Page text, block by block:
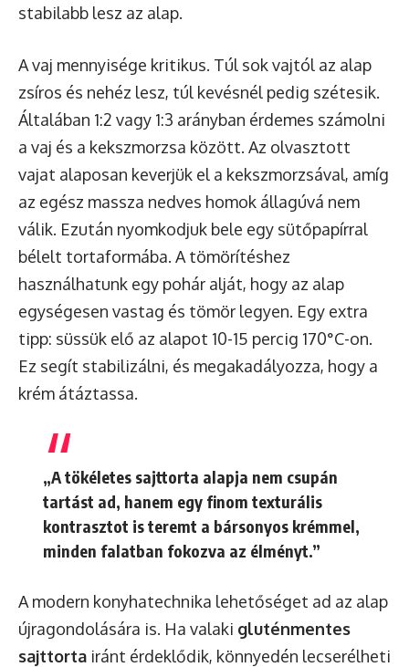
stabilabb lesz az alap.
A vaj mennyisége kritikus. Túl sok vajtól az alap
zsíros és nehéz lesz, túl kevésnél pedig szétesik.
Általában 1:2 vagy 1:3 arányban érdemes számolni
a vaj és a kekszmorzsa között. Az olvasztott
vajat alaposan keverjük el a kekszmorzsával, amíg
az egész massza nedves homok állagúvá nem
válik. Ezután nyomkodjuk bele egy sütőpapírral
bélelt tortaformába. A tömörítéshez
használhatunk egy pohár alját, hogy az alap
egységesen vastag és tömör legyen. Egy extra
tipp: süssük elő az alapot 10-15 percig 170°C-on.
Ez segít stabilizálni, és megakadályozza, hogy a
krém átáztassa.
„A tökéletes sajttorta alapja nem csupán
tartást ad, hanem egy finom texturális
kontrasztot is teremt a bársonyos krémmel,
minden falatban fokozva az élményt.”
A modern konyhatechnika lehetőséget ad az alap
újragondolására is. Ha valaki gluténmentes
sajttorta iránt érdeklődik, könnyedén lecserélheti